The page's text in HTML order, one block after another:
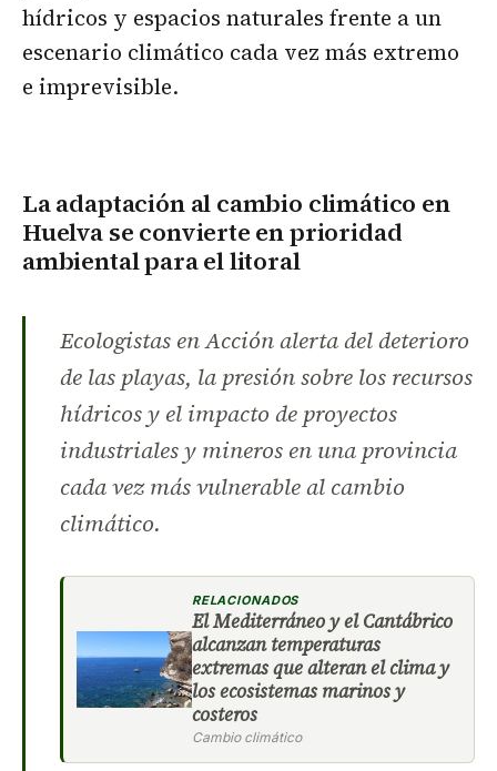
hídricos y espacios naturales frente a un
escenario climático cada vez más extremo
e imprevisible.
La adaptación al cambio climático en
Huelva se convierte en prioridad
ambiental para el litoral
Ecologistas en Acción alerta del deterioro
de las playas, la presión sobre los recursos
hídricos y el impacto de proyectos
industriales y mineros en una provincia
cada vez más vulnerable al cambio
climático.
RELACIONADOS
El Mediterráneo y el Cantábrico
alcanzan temperaturas
extremas que alteran el clima y
los ecosistemas marinos y
costeros
Cambio climático